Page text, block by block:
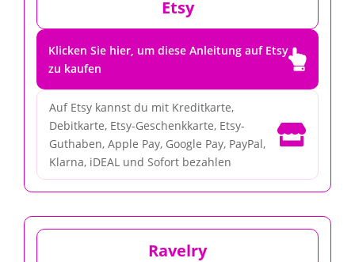
Etsy
Klicken Sie hier, um diese Anleitung auf Etsy
zu kaufen

Auf Etsy kannst du mit Kreditkarte,
Debitkarte, Etsy-Geschenkkarte, Etsy-
Guthaben, Apple Pay, Google Pay, PayPal,
Klarna, iDEAL und Sofort bezahlen

Ravelry